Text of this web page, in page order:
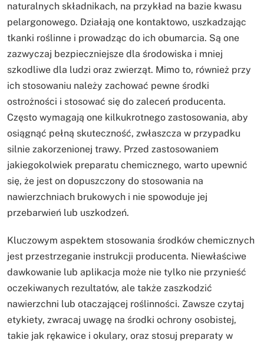
naturalnych składnikach, na przykład na bazie kwasu
pelargonowego. Działają one kontaktowo, uszkadzając
tkanki roślinne i prowadząc do ich obumarcia. Są one
zazwyczaj bezpieczniejsze dla środowiska i mniej
szkodliwe dla ludzi oraz zwierząt. Mimo to, również przy
ich stosowaniu należy zachować pewne środki
ostrożności i stosować się do zaleceń producenta.
Często wymagają one kilkukrotnego zastosowania, aby
osiągnąć pełną skuteczność, zwłaszcza w przypadku
silnie zakorzenionej trawy. Przed zastosowaniem
jakiegokolwiek preparatu chemicznego, warto upewnić
się, że jest on dopuszczony do stosowania na
nawierzchniach brukowych i nie spowoduje jej
przebarwień lub uszkodzeń.
Kluczowym aspektem stosowania środków chemicznych
jest przestrzeganie instrukcji producenta. Niewłaściwe
dawkowanie lub aplikacja może nie tylko nie przynieść
oczekiwanych rezultatów, ale także zaszkodzić
nawierzchni lub otaczającej roślinności. Zawsze czytaj
etykiety, zwracaj uwagę na środki ochrony osobistej,
takie jak rękawice i okulary, oraz stosuj preparaty w